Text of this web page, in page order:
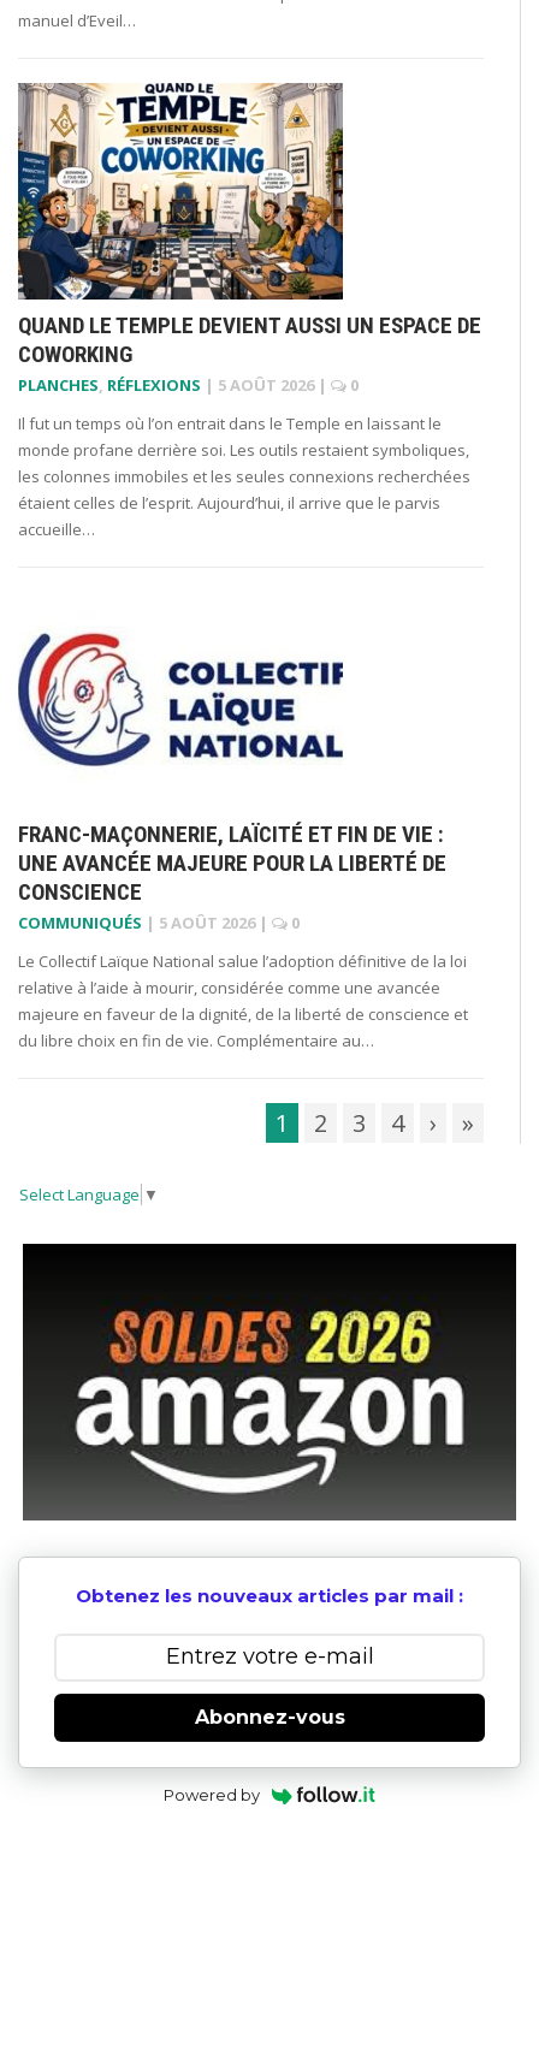
manuel d’Eveil…
QUAND LE TEMPLE DEVIENT AUSSI UN ESPACE DE
COWORKING
PLANCHES, RÉFLEXIONS | 5 AOÛT 2026 |
0
Il fut un temps où l’on entrait dans le Temple en laissant le
monde profane derrière soi. Les outils restaient symboliques,
les colonnes immobiles et les seules connexions recherchées
étaient celles de l’esprit. Aujourd’hui, il arrive que le parvis
accueille…
FRANC-MAÇONNERIE, LAÏCITÉ ET FIN DE VIE :
UNE AVANCÉE MAJEURE POUR LA LIBERTÉ DE
CONSCIENCE
COMMUNIQUÉS | 5 AOÛT 2026 |
0
Le Collectif Laïque National salue l’adoption définitive de la loi
relative à l’aide à mourir, considérée comme une avancée
majeure en faveur de la dignité, de la liberté de conscience et
du libre choix en fin de vie. Complémentaire au…
1 2 3 4 › »
Select Language ▼
Obtenez les nouveaux articles par mail :
Abonnez-vous
Powered by